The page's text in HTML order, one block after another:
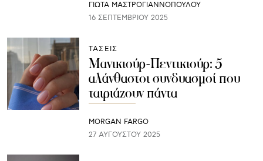
ΓΙΩΤΑ ΜΑΣΤΡΟΓΙΑΝΝΟΠΟΥΛΟΥ
16 ΣΕΠΤΕΜΒΡΊΟΥ 2025
ΤΑΣΕΙΣ
Μανικιούρ-Πεντικιούρ: 5
αλάνθαστοι συνδυασμοί που
ταιριάζουν πάντα
MORGAN FARGO
27 ΑΥΓΟΎΣΤΟΥ 2025